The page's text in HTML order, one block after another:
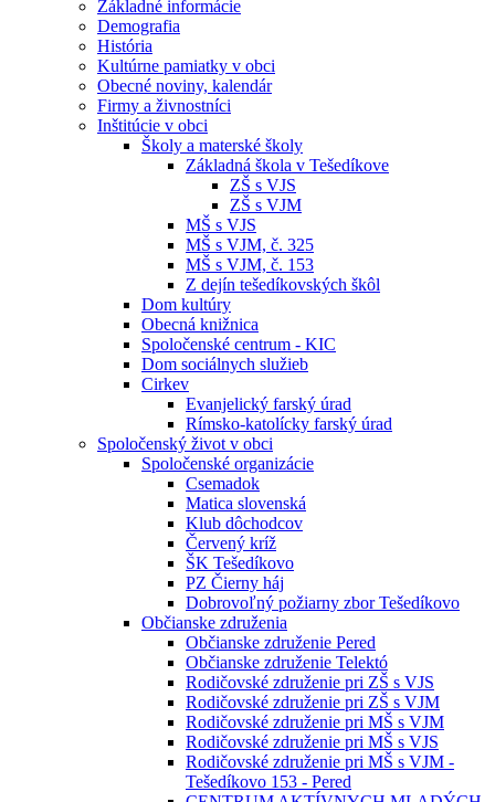
Základné informácie
Demografia
História
Kultúrne pamiatky v obci
Obecné noviny, kalendár
Firmy a živnostníci
Inštitúcie v obci
Školy a materské školy
Základná škola v Tešedíkove
ZŠ s VJS
ZŠ s VJM
MŠ s VJS
MŠ s VJM, č. 325
MŠ s VJM, č. 153
Z dejín tešedíkovských škôl
Dom kultúry
Obecná knižnica
Spoločenské centrum - KIC
Dom sociálnych služieb
Cirkev
Evanjelický farský úrad
Rímsko-katolícky farský úrad
Spoločenský život v obci
Spoločenské organizácie
Csemadok
Matica slovenská
Klub dôchodcov
Červený kríž
ŠK Tešedíkovo
PZ Čierny háj
Dobrovoľný požiarny zbor Tešedíkovo
Občianske združenia
Občianske združenie Pered
Občianske združenie Telektó
Rodičovské združenie pri ZŠ s VJS
Rodičovské združenie pri ZŠ s VJM
Rodičovské združenie pri MŠ s VJM
Rodičovské združenie pri MŠ s VJS
Rodičovské združenie pri MŠ s VJM -
Tešedíkovo 153 - Pered